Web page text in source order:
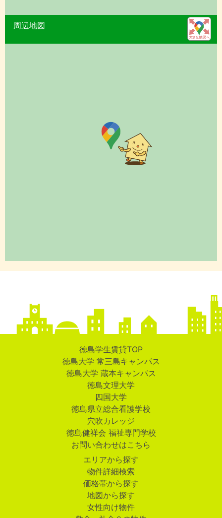
周辺地図
徳島学生賃貸TOP
徳島大学 常三島キャンパス
徳島大学 蔵本キャンパス
徳島文理大学
四国大学
徳島県立総合看護学校
穴吹カレッジ
徳島健祥会 福祉専門学校
お問い合わせはこちら
エリアから探す
物件詳細検索
価格帯から探す
地図から探す
女性向け物件